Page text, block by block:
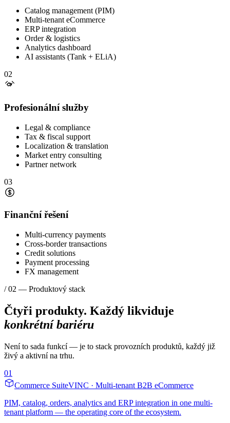
Catalog management (PIM)
Multi-tenant eCommerce
ERP integration
Order & logistics
Analytics dashboard
AI assistants (Tank + ELiA)
02
Profesionální služby
Legal & compliance
Tax & fiscal support
Localization & translation
Market entry consulting
Partner network
03
Finanční řešení
Multi-currency payments
Cross-border transactions
Credit solutions
Payment processing
FX management
/ 02 — Produktový stack
Čtyři produkty. Každý likviduje
konkrétní bariéru
Není to sada funkcí — je to stack provozních produktů, každý již
živý a aktivní na trhu.
01
Commerce SuiteVINC · Multi-tenant B2B eCommerce
PIM, catalog, orders, analytics and ERP integration in one multi-
tenant platform — the operating core of the ecosystem.